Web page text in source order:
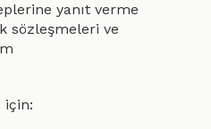
yanıt verme
sözleşmeleri ve
için: